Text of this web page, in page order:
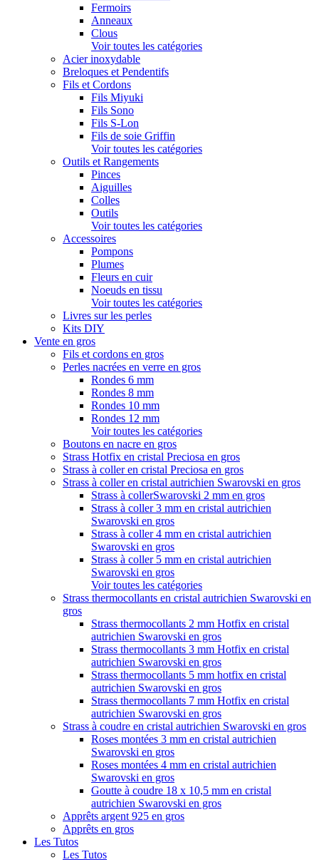
Fermoirs
Anneaux
Clous
Voir toutes les catégories
Acier inoxydable
Breloques et Pendentifs
Fils et Cordons
Fils Miyuki
Fils Sono
Fils S-Lon
Fils de soie Griffin
Voir toutes les catégories
Outils et Rangements
Pinces
Aiguilles
Colles
Outils
Voir toutes les catégories
Accessoires
Pompons
Plumes
Fleurs en cuir
Noeuds en tissu
Voir toutes les catégories
Livres sur les perles
Kits DIY
Vente en gros
Fils et cordons en gros
Perles nacrées en verre en gros
Rondes 6 mm
Rondes 8 mm
Rondes 10 mm
Rondes 12 mm
Voir toutes les catégories
Boutons en nacre en gros
Strass Hotfix en cristal Preciosa en gros
Strass à coller en cristal Preciosa en gros
Strass à coller en cristal autrichien Swarovski en gros
Strass à collerSwarovski 2 mm en gros
Strass à coller 3 mm en cristal autrichien
Swarovski en gros
Strass à coller 4 mm en cristal autrichien
Swarovski en gros
Strass à coller 5 mm en cristal autrichien
Swarovski en gros
Voir toutes les catégories
Strass thermocollants en cristal autrichien Swarovski en
gros
Strass thermocollants 2 mm Hotfix en cristal
autrichien Swarovski en gros
Strass thermocollants 3 mm Hotfix en cristal
autrichien Swarovski en gros
Strass thermocollants 5 mm hotfix en cristal
autrichien Swarovski en gros
Strass thermocollants 7 mm Hotfix en cristal
autrichien Swarovski en gros
Strass à coudre en cristal autrichien Swarovski en gros
Roses montées 3 mm en cristal autrichien
Swarovski en gros
Roses montées 4 mm en cristal autrichien
Swarovski en gros
Goutte à coudre 18 x 10,5 mm en cristal
autrichien Swarovski en gros
Apprêts argent 925 en gros
Apprêts en gros
Les Tutos
Les Tutos